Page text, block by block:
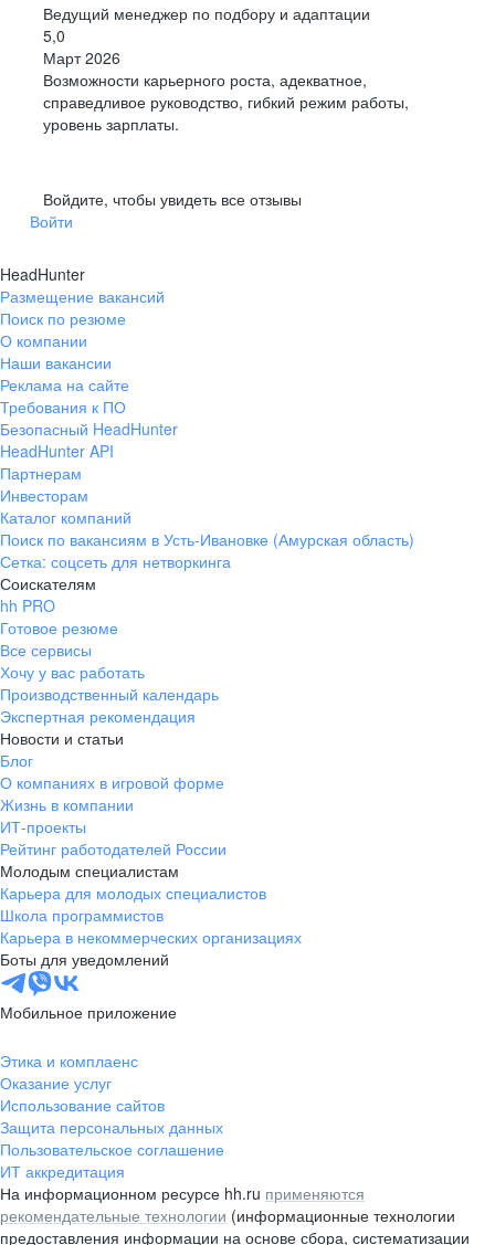
Ведущий менеджер по подбору и адаптации
5,0
Март 2026
Возможности карьерного роста, адекватное,
справедливое руководство, гибкий режим работы,
уровень зарплаты.
Войдите, чтобы увидеть все отзывы
Войти
HeadHunter
Размещение вакансий
Поиск по резюме
О компании
Наши вакансии
Реклама на сайте
Требования к ПО
Безопасный HeadHunter
HeadHunter API
Партнерам
Инвесторам
Каталог компаний
Поиск по вакансиям в Усть-Ивановке (Амурская область)
Сетка: соцсеть для нетворкинга
Соискателям
hh PRO
Готовое резюме
Все сервисы
Хочу у вас работать
Производственный календарь
Экспертная рекомендация
Новости и статьи
Блог
О компаниях в игровой форме
Жизнь в компании
ИТ-проекты
Рейтинг работодателей России
Молодым специалистам
Карьера для молодых специалистов
Школа программистов
Карьера в некоммерческих организациях
Боты для уведомлений
Мобильное приложение
Этика и комплаенс
Оказание услуг
Использование сайтов
Защита персональных данных
Пользовательское соглашение
ИТ аккредитация
На информационном ресурсе hh.ru применяются
рекомендательные технологии (информационные технологии
предоставления информации на основе сбора, систематизации